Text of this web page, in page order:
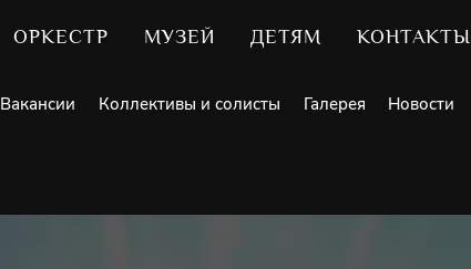
ОРКЕСТР МУЗЕЙ ДЕТЯМ КОНТАКТЫ
Вакансии Коллективы и солисты Галерея Новости